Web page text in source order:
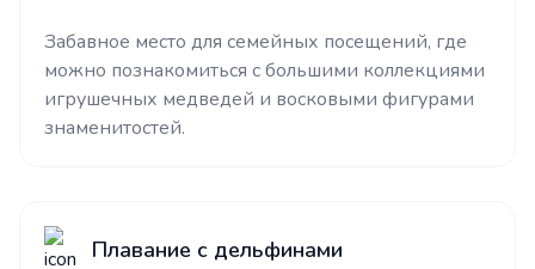
Забавное место для семейных посещений, где
можно познакомиться с большими коллекциями
игрушечных медведей и восковыми фигурами
знаменитостей.
Плавание с дельфинами